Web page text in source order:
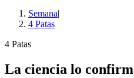
Semana|
4 Patas
4 Patas
La ciencia lo